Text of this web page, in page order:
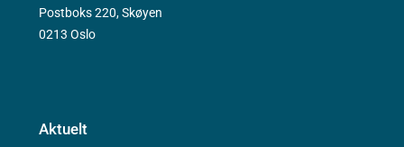
Postboks 220, Skøyen
0213 Oslo
Aktuelt